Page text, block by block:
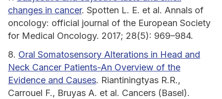
changes in cancer. Spotten L. E. et al. Annals of
oncology: official journal of the European Society
for Medical Oncology. 2017; 28(5): 969–984.
8. Oral Somatosensory Alterations in Head and
Neck Cancer Patients-An Overview of the
Evidence and Causes. Riantiningtyas R.R.,
Carrouel F., Bruyas A. et al. Cancers (Basel).